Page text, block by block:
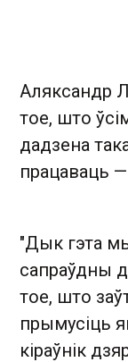
Аляксандр
тое, што
дадзена
працаваць —
"Дык гэта
сапраўдны
тое, што
прымусіць
кіраўнік